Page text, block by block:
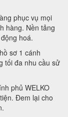
phục vụ mọi
hàng. Nền tảng
hoá.
sơ 1 cánh
tối đa nhu cầu sử
phủ WELKO
Đem lại cho